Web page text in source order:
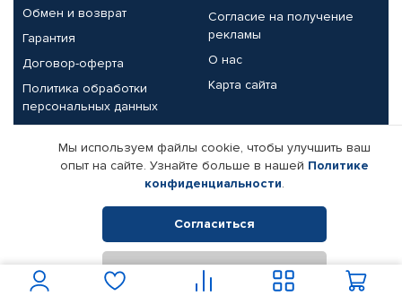
Обмен и возврат
Гарантия
Договор-оферта
Политика обработки
персональных данных
Согласие на получение
рекламы
О нас
Карта сайта
Партнерам
Корпоративным клиентам
Поставщикам
Реквизиты компании
© КАМАЗ ЦЕНТР ДОНЕЦК, 2015-2026. Все права защищены.
Интернет-магазин автомобильных товаров Автопрофи.
Мы используем файлы cookie, чтобы улучшить ваш
опыт на сайте. Узнайте больше в нашей Политике
конфиденциальности.
Согласиться
Отклонить